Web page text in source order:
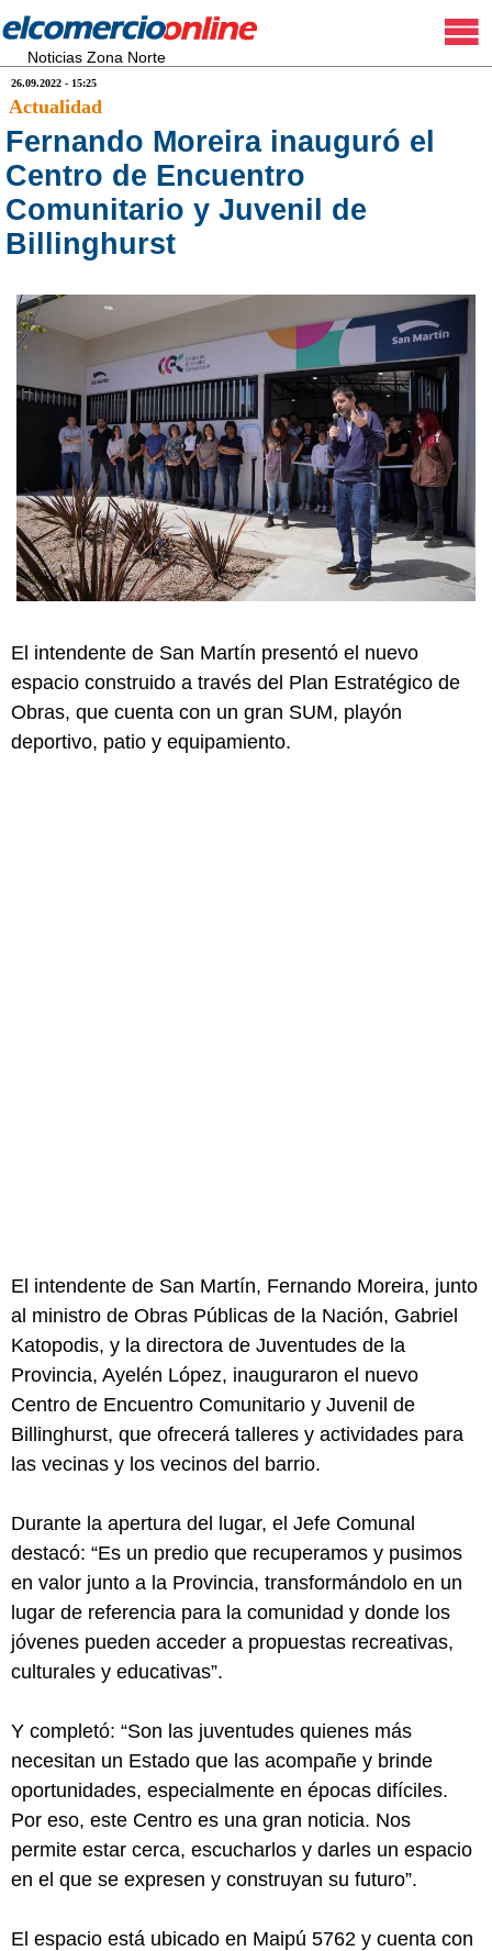
Noticias Zona Norte
26.09.2022 - 15:25
Actualidad
Fernando Moreira inauguró el
Centro de Encuentro
Comunitario y Juvenil de
Billinghurst
El intendente de San Martín presentó el nuevo
espacio construido a través del Plan Estratégico de
Obras, que cuenta con un gran SUM, playón
deportivo, patio y equipamiento.
El intendente de San Martín, Fernando Moreira, junto
al ministro de Obras Públicas de la Nación, Gabriel
Katopodis, y la directora de Juventudes de la
Provincia, Ayelén López, inauguraron el nuevo
Centro de Encuentro Comunitario y Juvenil de
Billinghurst, que ofrecerá talleres y actividades para
las vecinas y los vecinos del barrio.
Durante la apertura del lugar, el Jefe Comunal
destacó: “Es un predio que recuperamos y pusimos
en valor junto a la Provincia, transformándolo en un
lugar de referencia para la comunidad y donde los
jóvenes pueden acceder a propuestas recreativas,
culturales y educativas”.
Y completó: “Son las juventudes quienes más
necesitan un Estado que las acompañe y brinde
oportunidades, especialmente en épocas difíciles.
Por eso, este Centro es una gran noticia. Nos
permite estar cerca, escucharlos y darles un espacio
en el que se expresen y construyan su futuro”.
El espacio está ubicado en Maipú 5762 y cuenta con